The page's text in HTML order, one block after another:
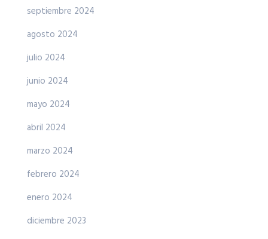
septiembre 2024
agosto 2024
julio 2024
junio 2024
mayo 2024
abril 2024
marzo 2024
febrero 2024
enero 2024
diciembre 2023